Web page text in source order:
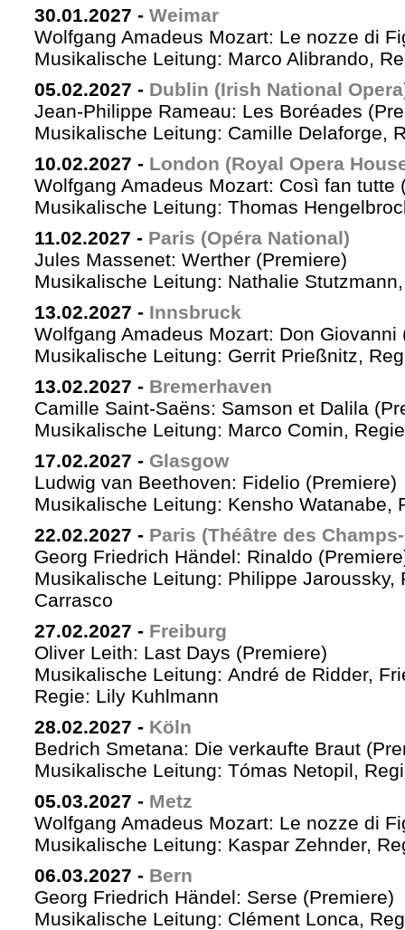
30.01.2027 - Weimar
Wolfgang Amadeus Mozart: Le nozze di
Musikalische Leitung: Marco Alibrando,
05.02.2027 - Dublin (Irish National
Jean-Philippe Rameau: Les Boréades
Musikalische Leitung: Camille Delaforge,
10.02.2027 - London (Royal Opera
Wolfgang Amadeus Mozart: Così fan tutte
Musikalische Leitung: Thomas
11.02.2027 - Paris (Opéra National)
Jules Massenet: Werther (Premiere)
Musikalische Leitung: Nathalie
13.02.2027 - Innsbruck
Wolfgang Amadeus Mozart: Don Giovanni
Musikalische Leitung: Gerrit Prießnitz,
13.02.2027 - Bremerhaven
Camille Saint-Saëns: Samson et Dalila
Musikalische Leitung: Marco Comin,
17.02.2027 - Glasgow
Ludwig van Beethoven: Fidelio (Premiere)
Musikalische Leitung: Kensho Watanabe,
22.02.2027 - Paris (Théâtre des
Georg Friedrich Händel: Rinaldo
Musikalische Leitung: Philippe Jaroussky,
Carrasco
27.02.2027 - Freiburg
Oliver Leith: Last Days (Premiere)
Musikalische Leitung: André de Ridder,
Regie: Lily Kuhlmann
28.02.2027 - Köln
Bedrich Smetana: Die verkaufte Braut
Musikalische Leitung: Tómas Netopil,
05.03.2027 - Metz
Wolfgang Amadeus Mozart: Le nozze di
Musikalische Leitung: Kaspar Zehnder,
06.03.2027 - Bern
Georg Friedrich Händel: Serse (Premiere)
Musikalische Leitung: Clément Lonca,